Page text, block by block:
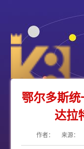
鄂尔多斯
达拉
作者： 来源：